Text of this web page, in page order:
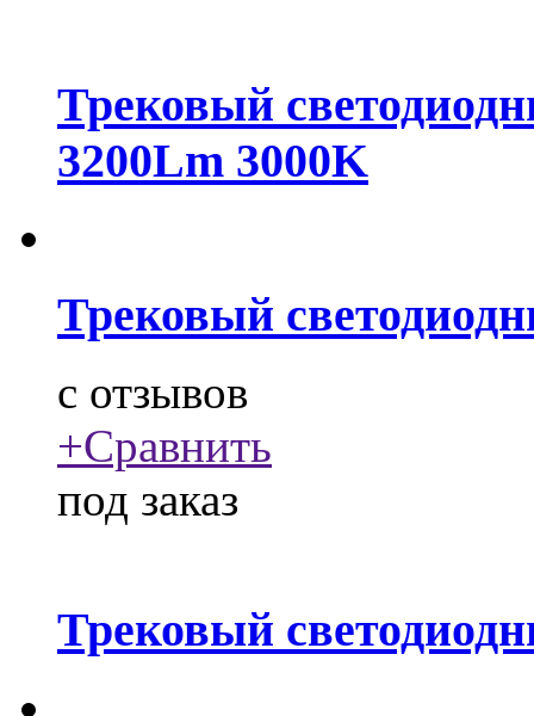
Трековый
3200Lm 3000K
Трековый
c отзывов
+Сравнить
под заказ
Трековый